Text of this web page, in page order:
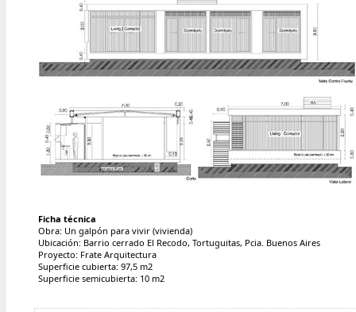
Ficha técnica
Obra: Un galpón para vivir (vivienda)
Ubicación: Barrio cerrado El Recodo, Tortuguitas, Pcia. Buenos Aires
Proyecto: Frate Arquitectura
Superficie cubierta: 97,5 m2
Superficie semicubierta: 10 m2